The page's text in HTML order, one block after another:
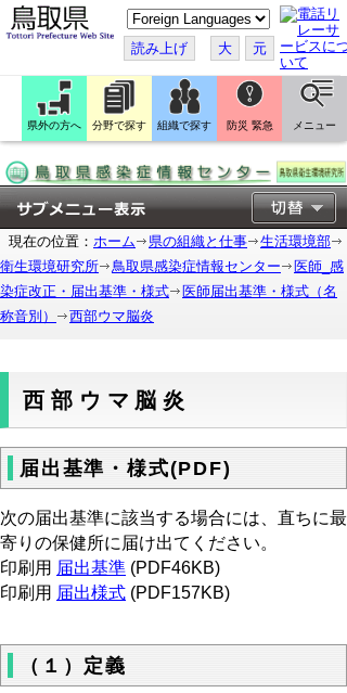
こ
の
ペ
ー
ジ
翻
訳
す
読み上げ 大 元
県外の方へ 分野で探す 組織で探す 防災 緊急 メニュー
現在の位置： ホーム 県の組織と仕事
生活環境部
衛生環境研究所
鳥取県感染症情報センター
医師_感
染症改正・届出基準・様式
医師届出基準・様式（名
称音別）
西部ウマ脳炎
西部ウマ脳炎
届出基準・様式(PDF)
次の届出基準に該当する場合には、直ちに最
寄りの保健所に届け出てください。
印刷用 届出基準 (PDF46KB)
印刷用 届出様式 (PDF157KB)
（１）定義